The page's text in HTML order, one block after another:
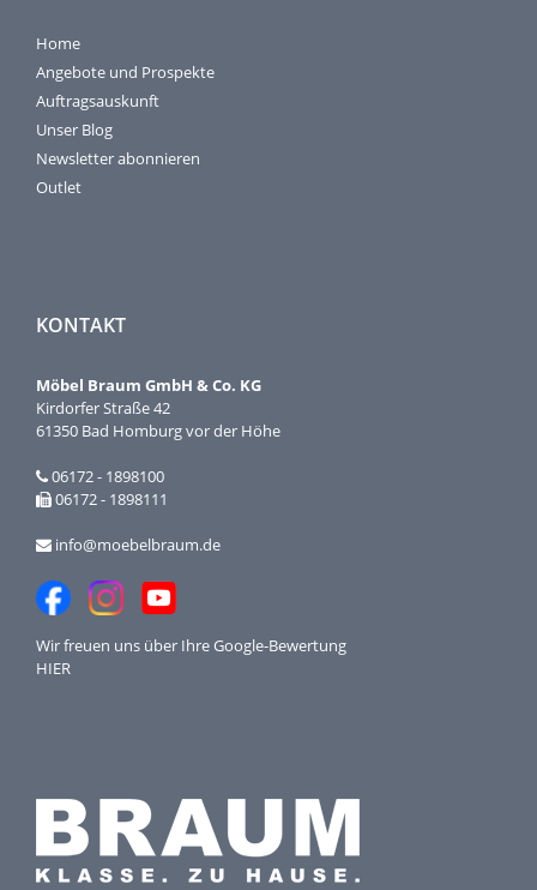
Home
Angebote und Prospekte
Auftragsauskunft
Unser Blog
Newsletter abonnieren
Outlet
KONTAKT
Möbel Braum GmbH & Co. KG
Kirdorfer Straße 42
61350 Bad Homburg vor der Höhe
06172 - 1898100
06172 - 1898111
info@moebelbraum.de
Wir freuen uns über IhreGoogle-Bewertung
HIER